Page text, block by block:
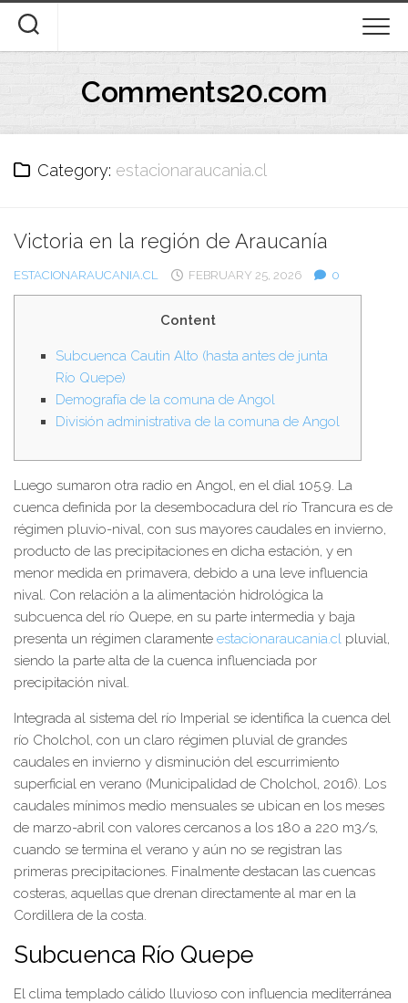
content
Comments20.com
Category: estacionaraucania.cl
Victoria en la región de Araucanía
ESTACIONARAUCANIA.CL FEBRUARY 25, 2026 0
Content
Subcuenca Cautin Alto (hasta antes de junta
Río Quepe)
Demografía de la comuna de Angol
División administrativa de la comuna de Angol
Luego sumaron otra radio en Angol, en el dial 105.9. La
cuenca definida por la desembocadura del río Trancura es de
régimen pluvio-nival, con sus mayores caudales en invierno,
producto de las precipitaciones en dicha estación, y en
menor medida en primavera, debido a una leve influencia
nival. Con relación a la alimentación hidrológica la
subcuenca del río Quepe, en su parte intermedia y baja
presenta un régimen claramente estacionaraucania.cl pluvial,
siendo la parte alta de la cuenca influenciada por
precipitación nival.
Integrada al sistema del río Imperial se identifica la cuenca del
río Cholchol, con un claro régimen pluvial de grandes
caudales en invierno y disminución del escurrimiento
superficial en verano (Municipalidad de Cholchol, 2016). Los
caudales mínimos medio mensuales se ubican en los meses
de marzo-abril con valores cercanos a los 180 a 220 m3/s,
cuando se termina el verano y aún no se registran las
primeras precipitaciones. Finalmente destacan las cuencas
costeras, aquellas que drenan directamente al mar en la
Cordillera de la costa.
Subcuenca Río Quepe
El clima templado cálido lluvioso con influencia mediterránea